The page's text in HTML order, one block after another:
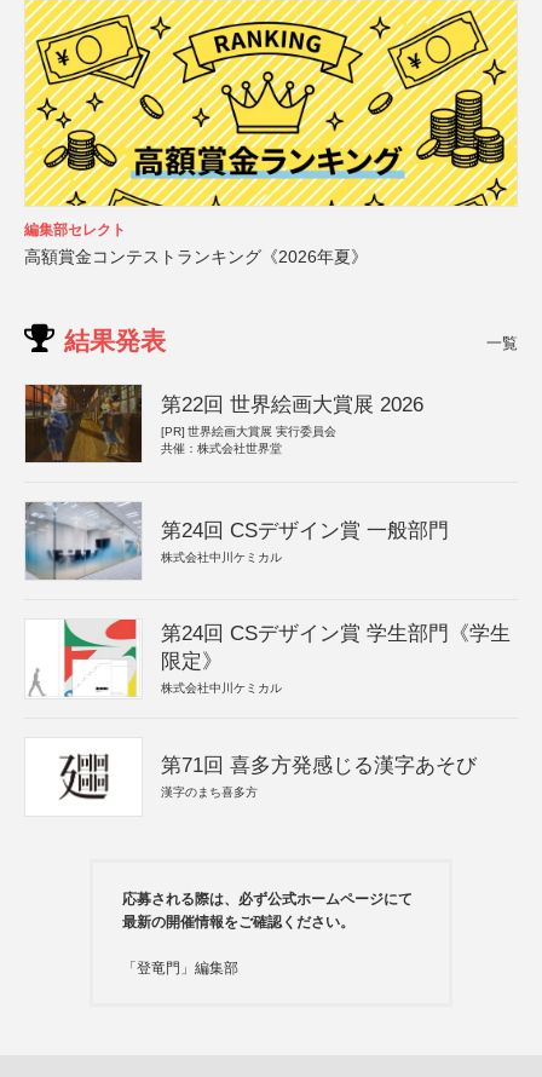
編集部セレクト
高額賞金コンテストランキング《2026年夏》
結果発表 一覧
第22回 世界絵画大賞展 2026
[PR] 世界絵画大賞展 実行委員会
共催：株式会社世界堂
第24回 CSデザイン賞 一般部門
株式会社中川ケミカル
第24回 CSデザイン賞 学生部門《学生
限定》
株式会社中川ケミカル
第71回 喜多方発感じる漢字あそび
漢字のまち喜多方
応募される際は、必ず公式ホームページにて
最新の開催情報をご確認ください。
「登竜門」編集部